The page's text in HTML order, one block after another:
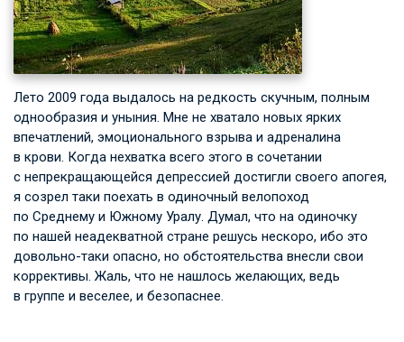
Лето 2009 года выдалось на редкость скучным, полным
однообразия и уныния. Мне не хватало новых ярких
впечатлений, эмоционального взрыва и адреналина
в крови. Когда нехватка всего этого в сочетании
с непрекращающейся депрессией достигли своего апогея,
я созрел таки поехать в одиночный велопоход
по Среднему и Южному Уралу. Думал, что на одиночку
по нашей неадекватной стране решусь нескоро, ибо это
довольно-таки опасно, но обстоятельства внесли свои
коррективы. Жаль, что не нашлось желающих, ведь
в группе и веселее, и безопаснее.